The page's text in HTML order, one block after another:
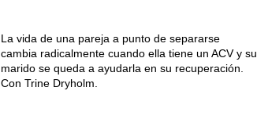
La vida de una pareja a punto de separarse
cambia radicalmente cuando ella tiene un ACV y su
marido se queda a ayudarla en su recuperación.
Con Trine Dryholm.